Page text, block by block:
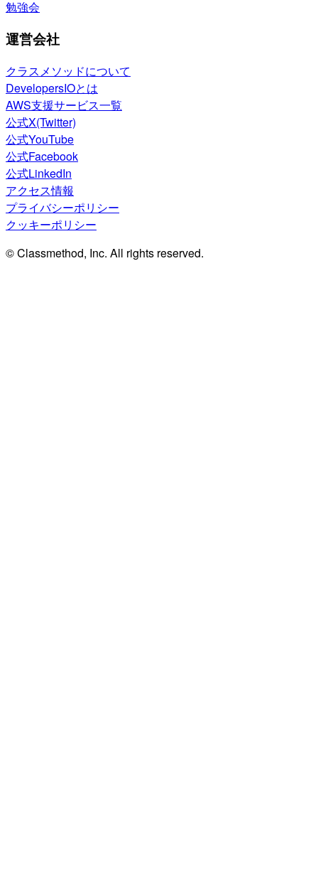
勉強会
運営会社
クラスメソッドについて
DevelopersIOとは
AWS支援サービス一覧
公式X(Twitter)
公式YouTube
公式Facebook
公式LinkedIn
アクセス情報
プライバシーポリシー
クッキーポリシー
© Classmethod, Inc. All rights reserved.